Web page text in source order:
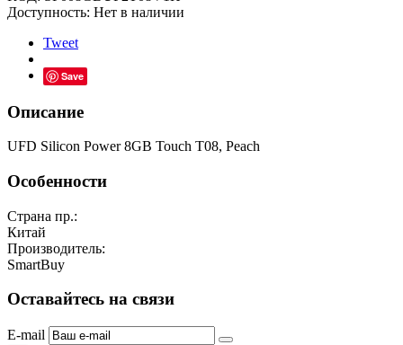
Доступность: Нет в наличии
Tweet
Save
Описание
UFD Silicon Power 8GB Touch T08, Peach
Особенности
Страна пр.:
Китай
Производитель:
SmartBuy
Оставайтесь на связи
E-mail